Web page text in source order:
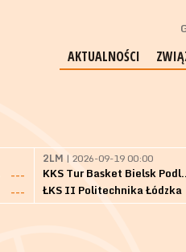
AKTUALNOŚCI
---
---
2LM | 2026-09-19 00:00
KKS Tur
ŁKS II Politechnika Łódzka